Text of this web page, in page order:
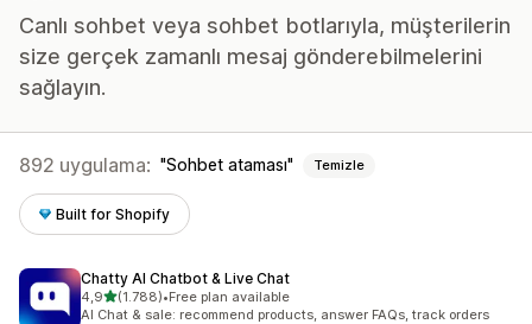
Canlı sohbet veya sohbet botlarıyla, müşterilerin
size gerçek zamanlı mesaj gönderebilmelerini
sağlayın.
892 uygulama: Sohbet ataması Temizle
Built for Shopify
Chatty AI Chatbot & Live Chat
4,95 yıldız üzerinden
(1.788)
toplam 1788 değerlendirme
•Free plan available
AI Chat & sale: recommend products, answer FAQs, track orders